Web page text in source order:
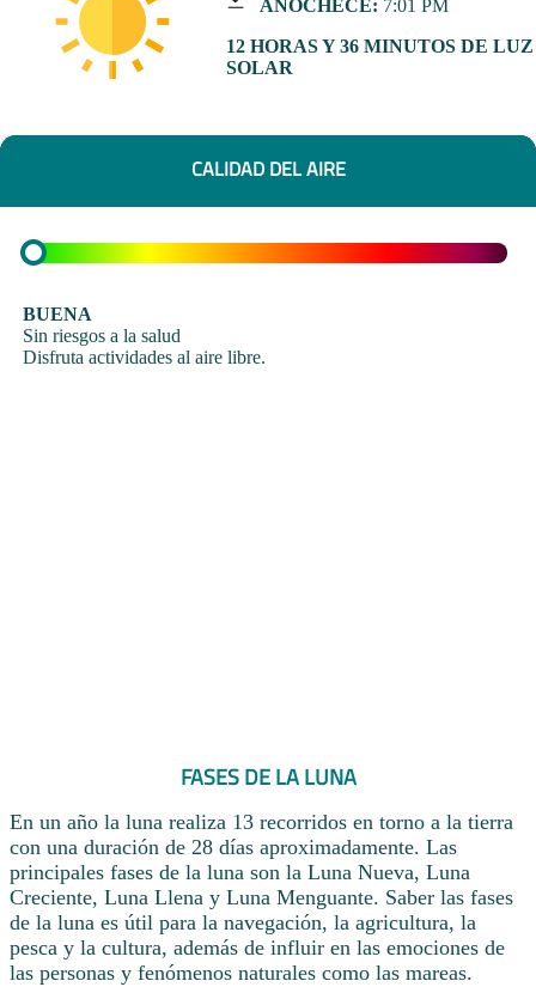
ANOCHECE: 7:01 PM
12 HORAS Y 36 MINUTOS DE LUZ
SOLAR
CALIDAD DEL AIRE
BUENA
Sin riesgos a la salud
Disfruta actividades al aire libre.
FASES DE LA LUNA
En un año la luna realiza 13 recorridos en torno a la tierra
con una duración de 28 días aproximadamente. Las
principales fases de la luna son la Luna Nueva, Luna
Creciente, Luna Llena y Luna Menguante. Saber las fases
de la luna es útil para la navegación, la agricultura, la
pesca y la cultura, además de influir en las emociones de
las personas y fenómenos naturales como las mareas.